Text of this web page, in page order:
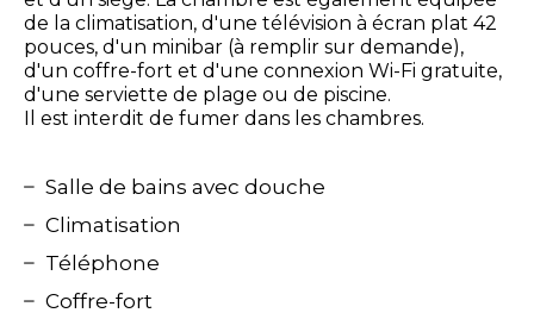
de la climatisation, d'une télévision à écran plat 42
pouces, d'un minibar (à remplir sur demande),
d'un coffre-fort et d'une connexion Wi-Fi gratuite,
d'une serviette de plage ou de piscine.
Il est interdit de fumer dans les chambres.
Salle de bains avec douche
Climatisation
Téléphone
Coffre-fort